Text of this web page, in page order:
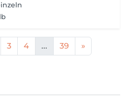
3 4 ... 39 »